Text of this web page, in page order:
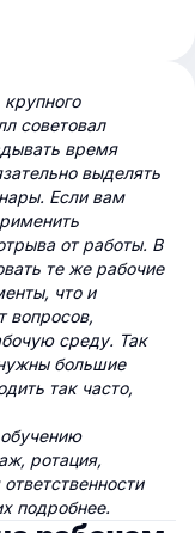
советовал
время
выделять
Если вам
от работы. В
те же рабочие
что и
вопросов,
среду. Так
большие
так часто,
обучению
ротация,
подробнее.